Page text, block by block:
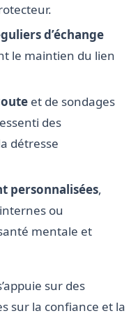
d’échange
le maintien du lien
et de sondages
des
détresse
personnalisées,
ou
mentale et
sur des
sur la confiance et la